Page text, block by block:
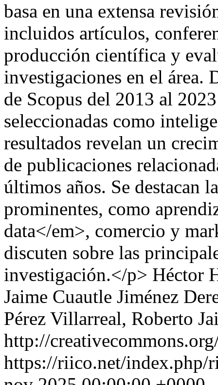
basa en una extensa
incluidos artículos,
producción científica y
investigaciones en el área.
de Scopus del 2013 al
seleccionadas como
resultados revelan un
de publicaciones
últimos años. Se destacan
prominentes, como
data</em>, comercio y
discuten sobre las
investigación.</p> Héctor
Jaime Cuautle Jiménez
Pérez Villarreal, Roberto
http://
https://riico.net/index.php/